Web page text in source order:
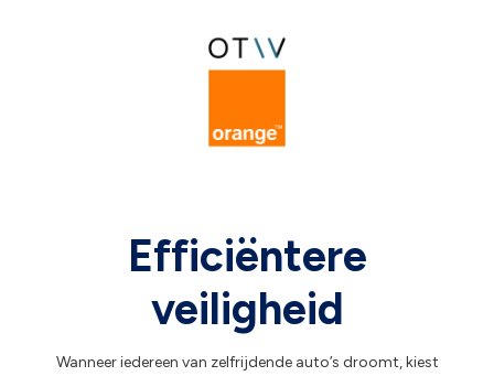
Efficiëntere
veiligheid
Wanneer iedereen van zelfrijdende auto’s droomt, kiest